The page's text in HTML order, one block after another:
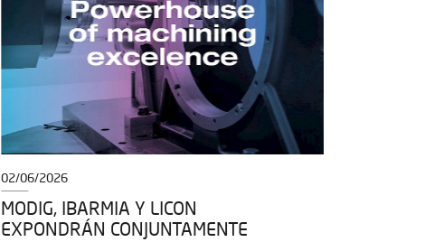
02/06/2026
MODIG, IBARMIA Y LICON
EXPONDRÁN CONJUNTAMENTE